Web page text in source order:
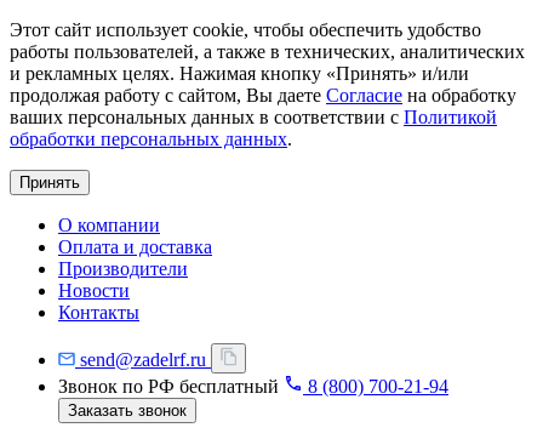
Этот сайт использует cookie, чтобы обеспечить удобство
работы пользователей, а также в технических, аналитических
и рекламных целях. Нажимая кнопку «Принять» и/или
продолжая работу с сайтом, Вы даете Согласие на обработку
ваших персональных данных в соответствии с Политикой
обработки персональных данных.
Принять
О компании
Оплата и доставка
Производители
Новости
Контакты
send@zadelrf.ru
Звонок по РФ бесплатный
8 (800) 700-21-94
Заказать звонок